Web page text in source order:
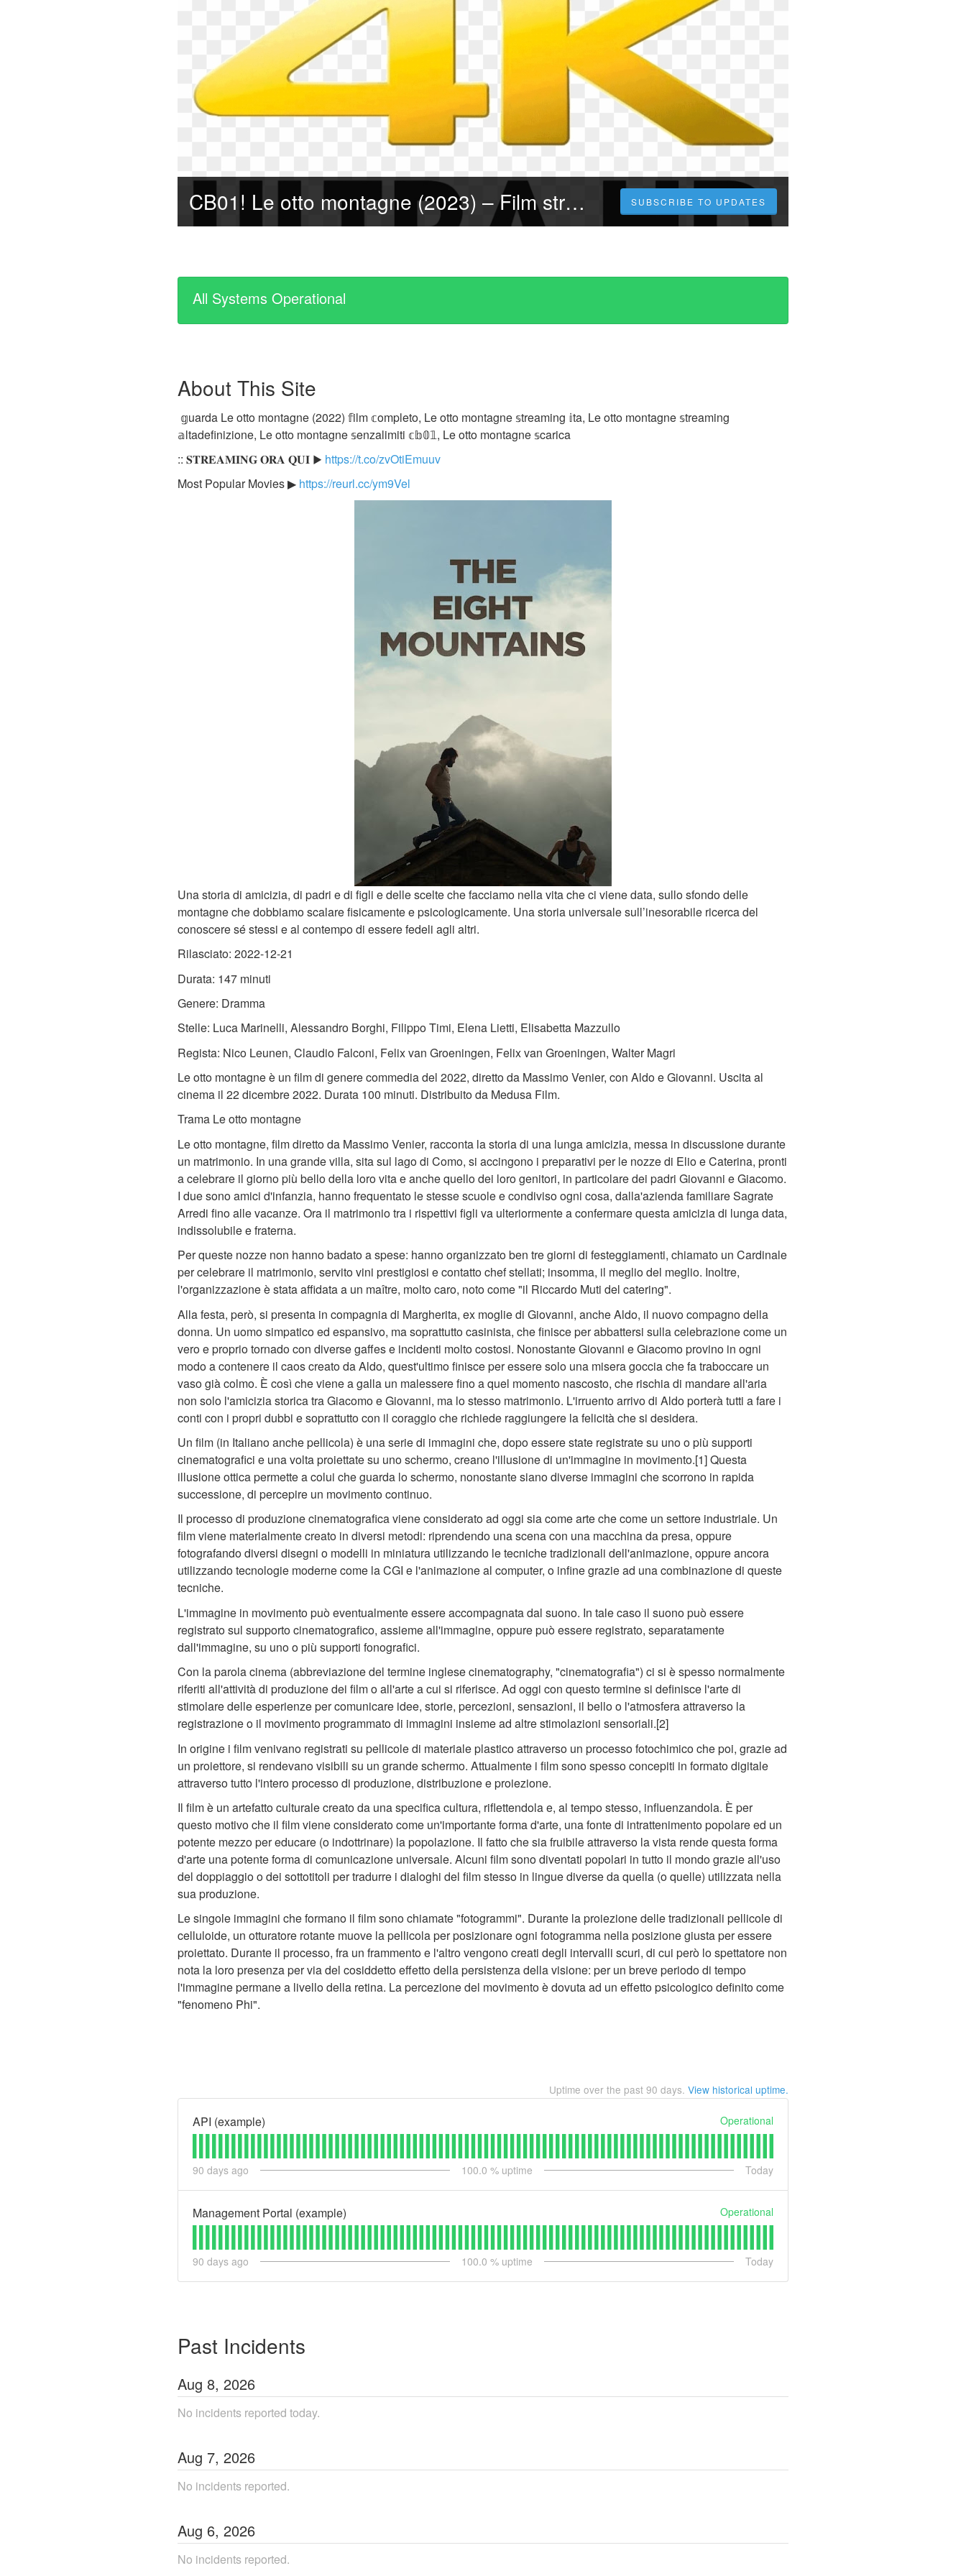
CB01! Le otto montagne (2023) – Film streaming Ita, Alta Definizione Streaming Film Gratuito SUBSCRIBE TO UPDATES
All Systems Operational
About This Site
𝕘uarda Le otto montagne (2022) 𝕗ilm 𝕔ompleto, Le otto montagne 𝕤treaming 𝕚ta, Le otto montagne 𝕤treaming
𝕒ltadefinizione, Le otto montagne 𝕤enzalimiti 𝕔𝕓𝟘𝟙, Le otto montagne 𝕤carica
:: 𝐒𝐓𝐑𝐄𝐀𝐌𝐈𝐍𝐆 𝐎𝐑𝐀 𝐐𝐔𝐈 ▶ https://t.co/zvOtiEmuuv
Most Popular Movies ▶ https://reurl.cc/ym9Vel
Una storia di amicizia, di padri e di figli e delle scelte che facciamo nella vita che ci viene data, sullo sfondo delle
montagne che dobbiamo scalare fisicamente e psicologicamente. Una storia universale sull’inesorabile ricerca del
conoscere sé stessi e al contempo di essere fedeli agli altri.
Rilasciato: 2022-12-21
Durata: 147 minuti
Genere: Dramma
Stelle: Luca Marinelli, Alessandro Borghi, Filippo Timi, Elena Lietti, Elisabetta Mazzullo
Regista: Nico Leunen, Claudio Falconi, Felix van Groeningen, Felix van Groeningen, Walter Magri
Le otto montagne è un film di genere commedia del 2022, diretto da Massimo Venier, con Aldo e Giovanni. Uscita al
cinema il 22 dicembre 2022. Durata 100 minuti. Distribuito da Medusa Film.
Trama Le otto montagne
Le otto montagne, film diretto da Massimo Venier, racconta la storia di una lunga amicizia, messa in discussione durante
un matrimonio. In una grande villa, sita sul lago di Como, si accingono i preparativi per le nozze di Elio e Caterina, pronti
a celebrare il giorno più bello della loro vita e anche quello dei loro genitori, in particolare dei padri Giovanni e Giacomo.
I due sono amici d'infanzia, hanno frequentato le stesse scuole e condiviso ogni cosa, dalla'azienda familiare Sagrate
Arredi fino alle vacanze. Ora il matrimonio tra i rispettivi figli va ulteriormente a confermare questa amicizia di lunga data,
indissolubile e fraterna.
Per queste nozze non hanno badato a spese: hanno organizzato ben tre giorni di festeggiamenti, chiamato un Cardinale
per celebrare il matrimonio, servito vini prestigiosi e contatto chef stellati; insomma, il meglio del meglio. Inoltre,
l'organizzazione è stata affidata a un maître, molto caro, noto come "il Riccardo Muti del catering".
Alla festa, però, si presenta in compagnia di Margherita, ex moglie di Giovanni, anche Aldo, il nuovo compagno della
donna. Un uomo simpatico ed espansivo, ma soprattutto casinista, che finisce per abbattersi sulla celebrazione come un
vero e proprio tornado con diverse gaffes e incidenti molto costosi. Nonostante Giovanni e Giacomo provino in ogni
modo a contenere il caos creato da Aldo, quest'ultimo finisce per essere solo una misera goccia che fa traboccare un
vaso già colmo. È così che viene a galla un malessere fino a quel momento nascosto, che rischia di mandare all'aria
non solo l'amicizia storica tra Giacomo e Giovanni, ma lo stesso matrimonio. L'irruento arrivo di Aldo porterà tutti a fare i
conti con i propri dubbi e soprattutto con il coraggio che richiede raggiungere la felicità che si desidera.
Un film (in Italiano anche pellicola) è una serie di immagini che, dopo essere state registrate su uno o più supporti
cinematografici e una volta proiettate su uno schermo, creano l'illusione di un'immagine in movimento.[1] Questa
illusione ottica permette a colui che guarda lo schermo, nonostante siano diverse immagini che scorrono in rapida
successione, di percepire un movimento continuo.
Il processo di produzione cinematografica viene considerato ad oggi sia come arte che come un settore industriale. Un
film viene materialmente creato in diversi metodi: riprendendo una scena con una macchina da presa, oppure
fotografando diversi disegni o modelli in miniatura utilizzando le tecniche tradizionali dell'animazione, oppure ancora
utilizzando tecnologie moderne come la CGI e l'animazione al computer, o infine grazie ad una combinazione di queste
tecniche.
L'immagine in movimento può eventualmente essere accompagnata dal suono. In tale caso il suono può essere
registrato sul supporto cinematografico, assieme all'immagine, oppure può essere registrato, separatamente
dall'immagine, su uno o più supporti fonografici.
Con la parola cinema (abbreviazione del termine inglese cinematography, "cinematografia") ci si è spesso normalmente
riferiti all'attività di produzione dei film o all'arte a cui si riferisce. Ad oggi con questo termine si definisce l'arte di
stimolare delle esperienze per comunicare idee, storie, percezioni, sensazioni, il bello o l'atmosfera attraverso la
registrazione o il movimento programmato di immagini insieme ad altre stimolazioni sensoriali.[2]
In origine i film venivano registrati su pellicole di materiale plastico attraverso un processo fotochimico che poi, grazie ad
un proiettore, si rendevano visibili su un grande schermo. Attualmente i film sono spesso concepiti in formato digitale
attraverso tutto l'intero processo di produzione, distribuzione e proiezione.
Il film è un artefatto culturale creato da una specifica cultura, riflettendola e, al tempo stesso, influenzandola. È per
questo motivo che il film viene considerato come un'importante forma d'arte, una fonte di intrattenimento popolare ed un
potente mezzo per educare (o indottrinare) la popolazione. Il fatto che sia fruibile attraverso la vista rende questa forma
d'arte una potente forma di comunicazione universale. Alcuni film sono diventati popolari in tutto il mondo grazie all'uso
del doppiaggio o dei sottotitoli per tradurre i dialoghi del film stesso in lingue diverse da quella (o quelle) utilizzata nella
sua produzione.
Le singole immagini che formano il film sono chiamate "fotogrammi". Durante la proiezione delle tradizionali pellicole di
celluloide, un otturatore rotante muove la pellicola per posizionare ogni fotogramma nella posizione giusta per essere
proiettato. Durante il processo, fra un frammento e l'altro vengono creati degli intervalli scuri, di cui però lo spettatore non
nota la loro presenza per via del cosiddetto effetto della persistenza della visione: per un breve periodo di tempo
l'immagine permane a livello della retina. La percezione del movimento è dovuta ad un effetto psicologico definito come
"fenomeno Phi".
Uptime over the past 90 days. View historical uptime.
API (example) Operational
90 days ago 100.0 % uptime Today
Management Portal (example) Operational
90 days ago 100.0 % uptime Today
Past Incidents
Aug 8, 2026
No incidents reported today.
Aug 7, 2026
No incidents reported.
Aug 6, 2026
No incidents reported.